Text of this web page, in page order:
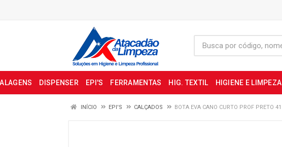
DISPENSER EPI'S FERRAMENTAS HIG. TEXTIL HIGIENE E LIMPEZA
INÍCIO EPI'S CALÇADOS BOTA EVA CANO CURTO PROF PRETO 41